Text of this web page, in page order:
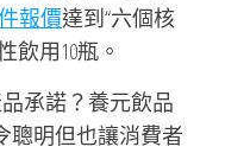
報價達到“六個核
飲用10瓶。
承諾？養元飲品
聰明但也讓消費者